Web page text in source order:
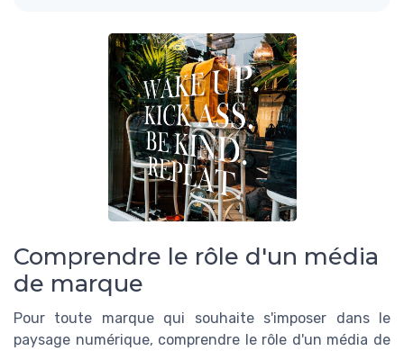
Comprendre le rôle d'un média
de marque
Pour toute marque qui souhaite s'imposer dans le
paysage numérique, comprendre le rôle d'un média de